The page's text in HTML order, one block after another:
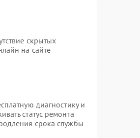
скрытых
на сайте
диагностику и
статус ремонта
срока службы